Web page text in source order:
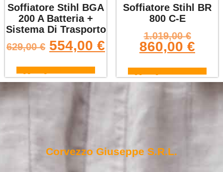
Soffiatore Stihl BGA
200 A Batteria +
Sistema Di Trasporto
629,00€ 554,00 €
Soffiatore Stihl BR
800 C-E
1.019,00€
860,00 €
Corvezzo Giuseppe S.r.l.